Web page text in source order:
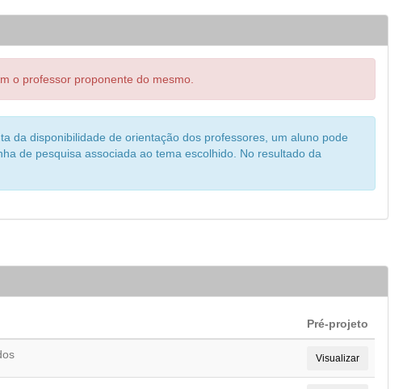
o professor proponente do mesmo.
da disponibilidade de orientação dos professores, um aluno pode
de pesquisa associada ao tema escolhido. No resultado da
Pré-projeto
Visualizar